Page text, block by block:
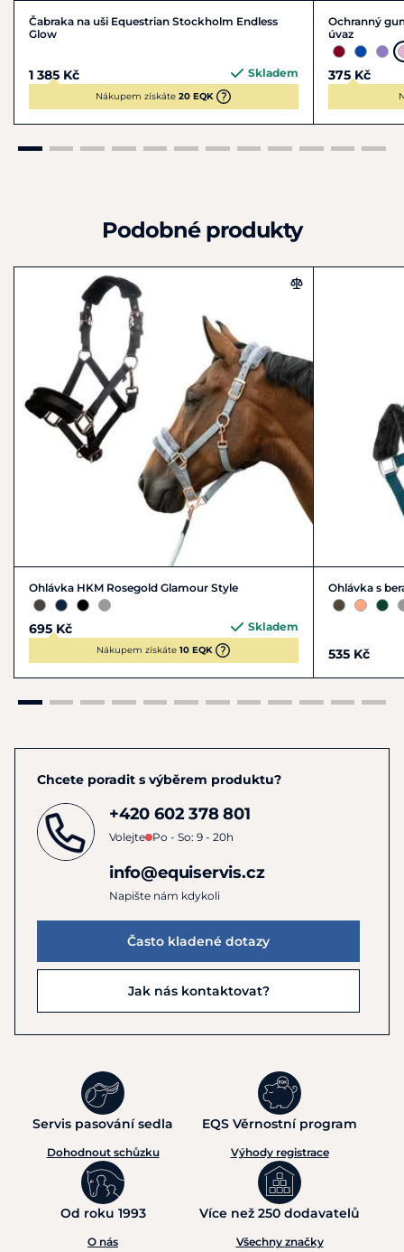
Čabraka na uši Equestrian Stockholm Endless
Glow
1 385 Kč Skladem
Nákupem získáte20 EQK
Ochranný
úvaz
375 Kč
Podobné produkty
Ohlávka HKM Rosegold Glamour Style
695 Kč Skladem
Nákupem získáte10 EQK
Ohlávka s
535 Kč
Chcete poradit s výběrem produktu?
+420 602 378 801
Volejte Po - So: 9 - 20h
info@equiservis.cz
Napište nám kdykoli
Často kladené dotazy
Jak nás kontaktovat?
Servis pasování sedla
Dohodnout schůzku
EQS Věrnostní program
Výhody registrace
Od roku 1993
O nás
Více než 250 dodavatelů
Všechny značky